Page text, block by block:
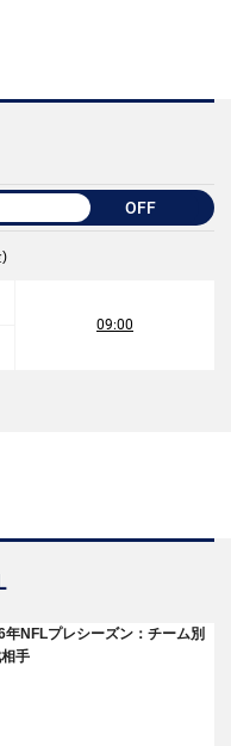
OFF
)
09:00
年NFLプレシーズン：チーム別
手